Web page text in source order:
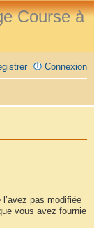
Course à
Connexion
pas modifiée
vous avez fournie